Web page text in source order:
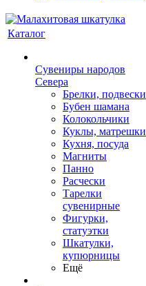
Каталог
Сувениры народов
Севера
Брелки, подвески
Бубен шамана
Колокольчики
Куклы, матрешки
Кухня, посуда
Магниты
Панно
Расчески
Тарелки
сувенирные
Фигурки,
статуэтки
Шкатулки,
купюрницы
Ещё